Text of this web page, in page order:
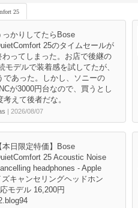
25
っかりしてたらBose
25のタイムセールが
わってしまった。お店で後継の
モデルで装着感を試してたが、
であった。しかし、ソニーの
が3000円台なので、買うとし
えて後者だな。
| 2026/08/07
本日限定特価】Bose
25 Acoustic Noise
headphones - Apple
キャンセリングヘッドホン
モデル 16,200円